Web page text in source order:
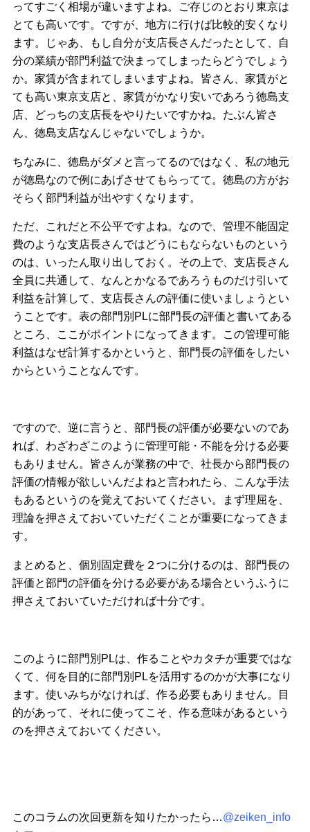
ってすごく相場が違いますよね。ご存じのとおり東京は
とても高いです。ですが、地方に行けば比較的安くなり
ます。じゃあ、もし自分が支店長さんだったとして、自
分の業績が部門利益で決まってしまったらどうでしょう
か。家賃が含まれてしまいますよね。皆さん、家賃がと
ても高い東京支店と、家賃がかなり安いであろう徳島支
店、どっちの支店長をやりたいですかね。たぶん皆さ
ん、徳島支店なんじゃないでしょうか。
ちなみに、徳島がダメと言ってるのではなく、私の地元
が徳島なので例にあげさせてもらってて。徳島の方がお
そらく部門利益が出やすくなります。
ただ、これだと不公平ですよね。なので、管理不能固定
費のような支店長さんではどうにもならないものという
のは、いったん取り出しておく。その上で、支店長さん
全員に共通して、なんとかなるであろうものだけ引いて
利益を計算して、支店長さんの評価に使いましょうとい
うことです。表の部門別PLに部門長の評価と書いてある
ところ、ここがポイントになってきます。この管理可能
利益はなぜ計算するかというと、部門長の評価をしたい
からということなんです。
ですので、逆に言うと、部門長の評価が必要ないのであ
れば、わざわざこのように管理可能・不能を分ける必要
もありません。皆さんが業務の中で、社長から部門長の
評価の情報が欲しいんだよねと言われたら、こんな手法
もあるというのを覚えておいてください。まず理屈を、
理論を押さえておいていただくことが重要になってきま
す。
まとめると、個別固定費を２つに分けるのは、部門長の
評価と部門の評価を分ける必要がある場合というふうに
押さえておいていただければ十分です。
このように部門別PLは、作ることやカタチが重要ではな
くて、何を目的に部門別PLを活用するのかが大事になり
ます。使いみちがなければ、作る必要もありません。目
的があって、それに使ってこそ、作る意味があるという
のを押さえておいてください。
このコラムの次回更新を知りたかったら…@zeiken_info